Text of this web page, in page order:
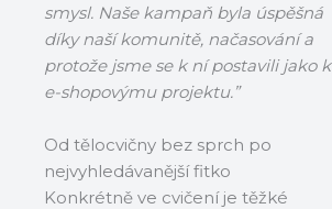
smysl. Naše kampaň byla úspěšná
díky naší komunitě, načasování a
protože jsme se k ní postavili jako k
e-shopovýmu projektu.”
Od tělocvičny bez sprch po
nejvyhledávanější fitko
Konkrétně ve cvičení je těžké